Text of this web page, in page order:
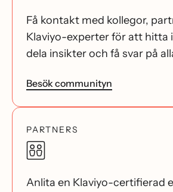
Få kontakt med kollegor,
Klaviyo-experter för att hitta
dela insikter och få svar på
Besök communityn
PARTNERS
Anlita en Klaviyo-certifierad